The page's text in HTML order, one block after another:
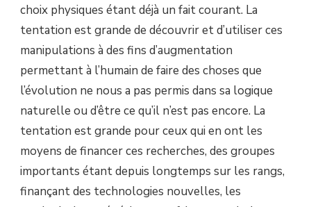
choix physiques étant déjà un fait courant. La
tentation est grande de découvrir et d’utiliser ces
manipulations à des fins d’augmentation
permettant à l’humain de faire des choses que
l’évolution ne nous a pas permis dans sa logique
naturelle ou d’être ce qu’il n’est pas encore. La
tentation est grande pour ceux qui en ont les
moyens de financer ces recherches, des groupes
importants étant depuis longtemps sur les rangs,
finançant des technologies nouvelles, les